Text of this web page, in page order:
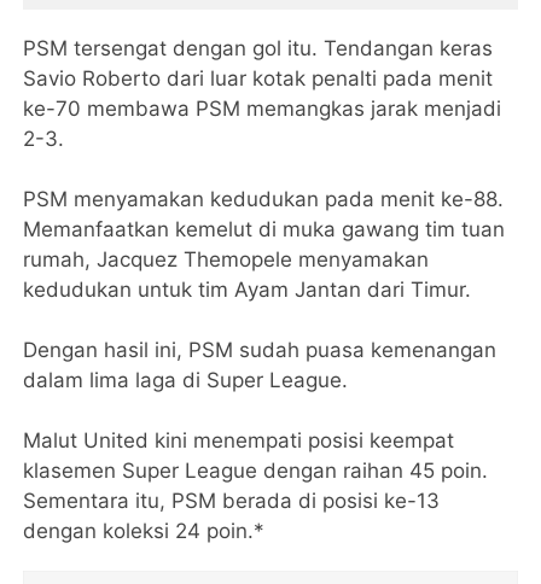
PSM tersengat dengan gol itu. Tendangan keras
Savio Roberto dari luar kotak penalti pada menit
ke-70 membawa PSM memangkas jarak menjadi
2-3.
PSM menyamakan kedudukan pada menit ke-88.
Memanfaatkan kemelut di muka gawang tim tuan
rumah, Jacquez Themopele menyamakan
kedudukan untuk tim Ayam Jantan dari Timur.
Dengan hasil ini, PSM sudah puasa kemenangan
dalam lima laga di Super League.
Malut United kini menempati posisi keempat
klasemen Super League dengan raihan 45 poin.
Sementara itu, PSM berada di posisi ke-13
dengan koleksi 24 poin.*